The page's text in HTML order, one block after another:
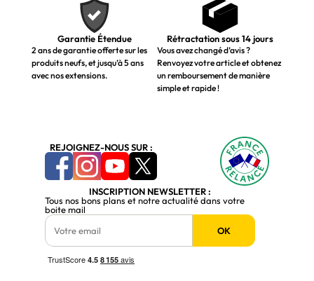
Garantie Étendue
2 ans de garantie offerte sur les
produits neufs, et jusqu’à 5 ans
avec nos extensions.
Rétractation sous 14 jours
Vous avez changé d’avis ?
Renvoyez votre article et obtenez
un remboursement de manière
simple et rapide !
REJOIGNEZ-NOUS SUR :
INSCRIPTION NEWSLETTER :
Tous nos bons plans et notre actualité dans votre
boite mail
OK